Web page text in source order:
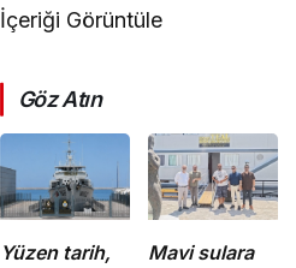
İçeriği Görüntüle
Göz Atın
Yüzen tarih,
Mavi sulara